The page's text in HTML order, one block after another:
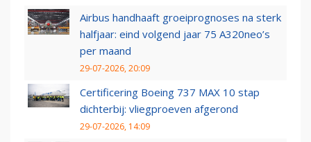
Airbus handhaaft groeiprognoses na sterk
halfjaar: eind volgend jaar 75 A320neo’s
per maand
29-07-2026, 20:09
Certificering Boeing 737 MAX 10 stap
dichterbij: vliegproeven afgerond
29-07-2026, 14:09